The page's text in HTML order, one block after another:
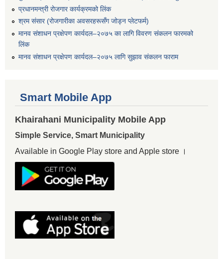
प्रधानमन्त्री रोजगार कार्यक्रमको लिंक
श्रम संसार (रोजगारीका अवसरहरूसँग जोड्न प्लेटफर्म)
मानव संशाधन प्रक्षेपण कार्यदल–२०७५ का लागि विवरण संकलन फारमको
लिंक
मानव संशाधन प्रक्षेपण कार्यदल–२०७५ लागि सुझाव संकलन फाराम
Smart Mobile App
Khairahani Municipality Mobile App
Simple Service, Smart Municipality
Available in Google Play store and Apple store ।